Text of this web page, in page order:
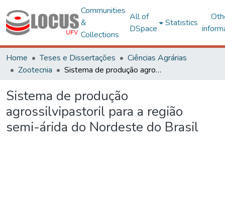
Communities
&
Collections
All of
DSpace
Statistics
Home Teses e Dissertações
Ciências Agrárias
Zootecnia
Sistema de produção agrossilvipastoril para a região semi-árida do Nordeste do Brasil
Sistema de produção
agrossilvipastoril para a região
semi-árida do Nordeste do Brasil